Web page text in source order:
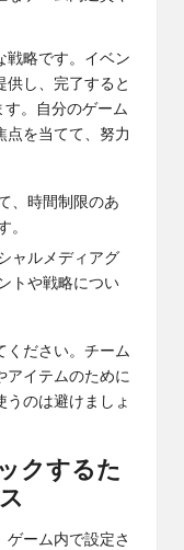
戦略です。イベン
供し、完了すると
。自分のゲーム
点を当てて、努力
、時間制限のあ
。
ャルメディアグ
トや戦略につい
ください。チーム
アイテムのために
うのは避けましょ
クするた
ゲーム内で設定さ